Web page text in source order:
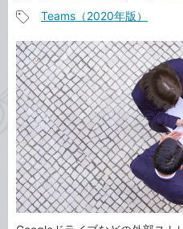
事
カ
テ
ゴ
リ
事
タ
グ
Teams（2020年版）